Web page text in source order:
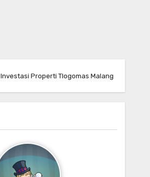
Investasi Properti Tlogomas Malang